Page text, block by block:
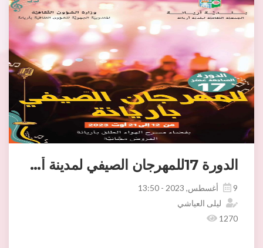
الدورة 17للمهرجان الصيفي لمدينة أريانة
9 أغسطس, 2023 - 13:50
ليلى العياشي
1270